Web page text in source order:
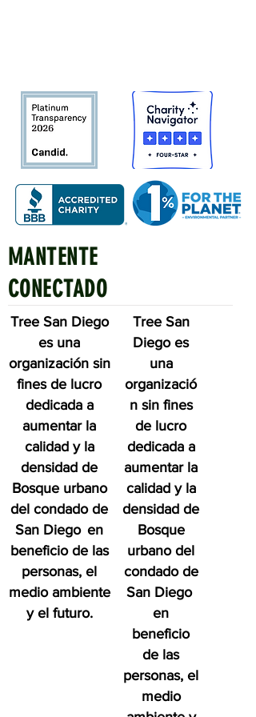
MANTENTE
CONECTADO
Tree San Diego
es una
organización sin
fines de lucro
dedicada a
aumentar la
calidad y la
densidad de
Bosque urbano
del condado de
San Diego en
beneficio de las
personas, el
medio ambiente
y el futuro.
Tree San
Diego es
una
organizació
n sin fines
de lucro
dedicada a
aumentar la
calidad y la
densidad de
Bosque
urbano del
condado de
San Diego
en
beneficio
de las
personas, el
medio